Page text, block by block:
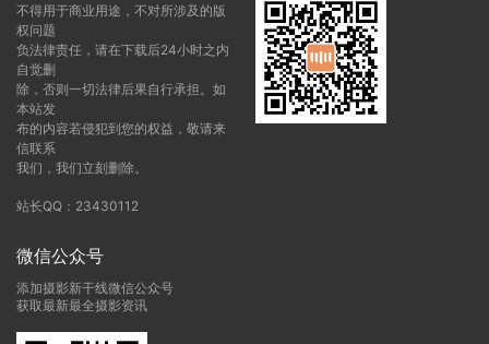
不得用于商业用途，不对所涉及的版
权问题
负法律责任，请在下载后24小时之内
自觉删
除，否则一切法律后果自行承担。如
本站发
布的内容若侵犯到您的权益，敬请来
信联系
我们，我们立刻删除。
站长QQ：23430112
微信公众号
添加摄影新干线微信公众号
获取最新最全摄影资讯